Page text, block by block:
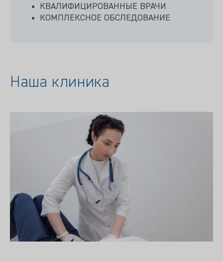
КВАЛИФИЦИРОВАННЫЕ ВРАЧИ
КОМПЛЕКСНОЕ ОБСЛЕДОВАНИЕ
Наша клиника